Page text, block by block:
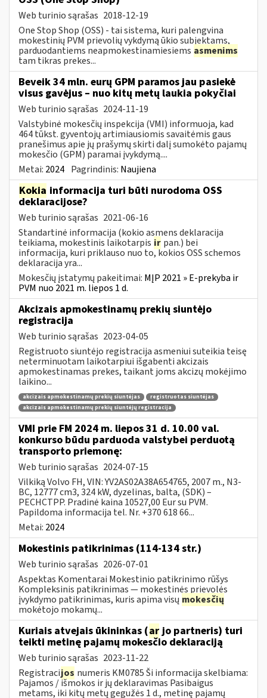
Web turinio sąrašas 2018-12-19
One Stop Shop (OSS) - tai sistema, kuri palengvina
mokestinių PVM prievolių vykdymą ūkio subjektams,
parduodantiems neapmokestinamiesiems asmenims
tam tikras prekes...
Beveik 34 mln. eurų GPM paramos jau pasiekė
visus gavėjus – nuo kitų metų laukia pokyčiai
Web turinio sąrašas 2024-11-19
Valstybinė mokesčių inspekcija (VMI) informuoja, kad
464 tūkst. gyventojų artimiausiomis savaitėmis gaus
pranešimus apie jų prašymų skirti dalį sumokėto pajamų
mokesčio (GPM) paramai įvykdymą....
Metai: 2024 Pagrindinis: Naujiena
Kokia informacija turi būti nurodoma OSS
deklaracijose?
Web turinio sąrašas 2021-06-16
Standartinė informacija (kokio asmens deklaracija
teikiama, mokestinis laikotarpis ir pan.) bei
informacija, kuri priklauso nuo to, kokios OSS schemos
deklaracija yra...
Mokesčių įstatymų pakeitimai: MĮP 2021 » E-prekyba ir
PVM nuo 2021 m. liepos 1 d.
Akcizais apmokestinamų prekių siuntėjo
registracija
Web turinio sąrašas 2023-04-05
Registruoto siuntėjo registracija asmeniui suteikia teisę
neterminuotam laikotarpiui išgabenti akcizais
apmokestinamas prekes, taikant joms akcizų mokėjimo
laikino...
akcizais apmokestinamų prekių siuntėjas
registruotas siuntėjas
akcizais apmokestinamų prekių siuntėjų registracija
VMI prie FM 2024 m. liepos 31 d. 10.00 val.
konkurso būdu parduoda valstybei perduotą
transporto priemonę:
Web turinio sąrašas 2024-07-15
Vilkiką Volvo FH, VIN: YV2AS02A38A654765, 2007 m., N3-
BC, 12777 cm3, 324 kW, dyzelinas, balta, (SDK) –
PECHCTPP. Pradinė kaina 10527,00 Eur su PVM.
Papildoma informacija tel. Nr. +370 618 66...
Metai: 2024
Mokestinis patikrinimas (114-134 str.)
Web turinio sąrašas 2026-07-01
Aspektas Komentarai Mokestinio patikrinimo rūšys
Kompleksinis patikrinimas — mokestinės prievolės
įvykdymo patikrinimas, kuris apima visų mokesčių
mokėtojo mokamų...
Kuriais atvejais ūkininkas (arjo partneris) turi
teikti metinę pajamų mokesčio deklaraciją
Web turinio sąrašas 2023-11-22
Registracijos numeris KM0785 Ši informacija skelbiama:
Pajamos / išmokos ir jų deklaravimas Pasibaigus
metams, iki kitų metų gegužės 1 d., metinę pajamų